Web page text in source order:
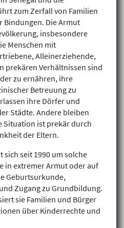
zum Zerfall von Familien
Bindungen. Die Armut
insbesondere
Menschen mit
Alleinerziehende,
prekären Verhältnissen sind
zu ernähren, ihre
Betreuung zu
ihre Dörfer und
Städte. Andere bleiben
Situation ist prekär durch
der Eltern.
sich seit 1990 um solche
in extremer Armut oder auf
Geburtsurkunde,
Zugang zu Grundbildung.
sie Familien und Bürger
über Kinderrechte und